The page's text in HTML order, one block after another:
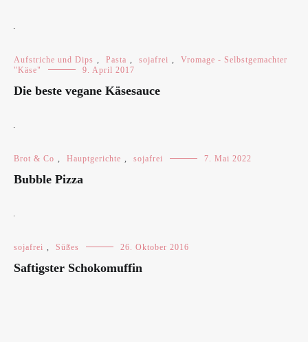
Aufstriche und Dips , Pasta , sojafrei ,
Vromage - Selbstgemachter
"Käse"
9. April 2017
Die beste vegane Käsesauce
Brot & Co , Hauptgerichte , sojafrei 7. Mai 2022
Bubble Pizza
sojafrei , Süßes 26. Oktober 2016
Saftigster Schokomuffin